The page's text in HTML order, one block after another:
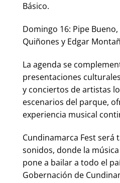
Básico.
Domingo 16: Pipe
Quiñones y Edgar
La agenda se
presentaciones
y conciertos de artistas
escenarios del parque,
experiencia musical
Cundinamarca Fest será
sonidos, donde la
pone a bailar a todo el
Gobernación de